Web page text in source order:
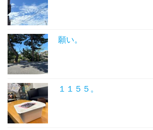
願い。
１１５５。